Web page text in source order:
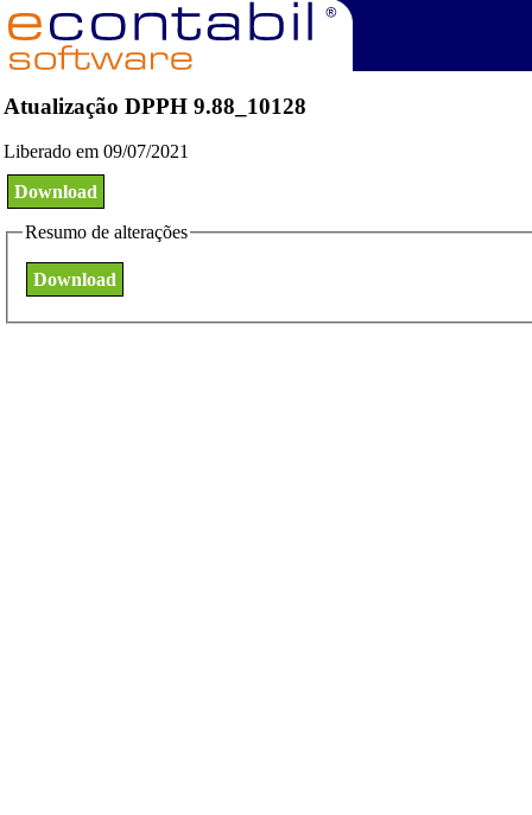
Atualização DPPH 9.88_10128
Liberado em 09/07/2021
Download
Resumo de alterações
Download